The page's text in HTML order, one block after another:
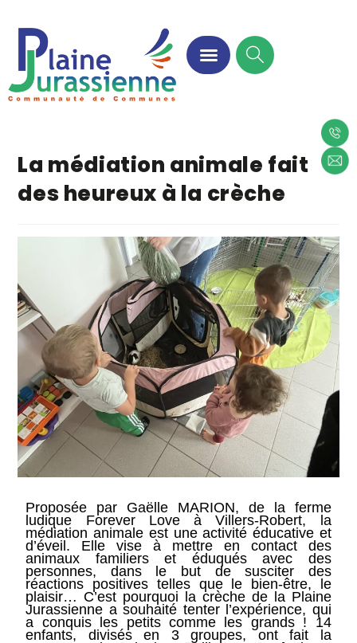
La médiation animale fait
des heureux à la crèche
Proposée par Gaëlle MARION, de la ferme
ludique Forever Love à Villers-Robert, la
médiation animale est une activité éducative et
d’éveil. Elle vise à mettre en contact des
animaux familiers et éduqués avec des
personnes, dans le but de susciter des
réactions positives telles que le bien-être, le
plaisir… C’est pourquoi la crèche de la Plaine
Jurassienne a souhaité tenter l’expérience, qui
a conquis les petits comme les grands ! 14
enfants, divisés en 3 groupes, ont fait la